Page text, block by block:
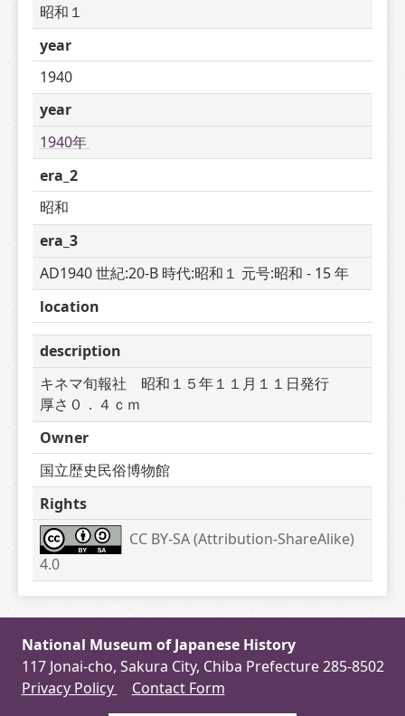
昭和１
year
1940
year
1940年
era_2
昭和
era_3
AD1940 世紀:20-B 時代:昭和１ 元号:昭和 - 15 年
location
description
キネマ旬報社　昭和１５年１１月１１日発行
厚さ０．４ｃｍ
Owner
国立歴史民俗博物館
Rights
CC BY-SA (Attribution-ShareAlike)
4.0
National Museum of Japanese History
117 Jonai-cho, Sakura City, Chiba Prefecture 285-8502
Privacy Policy
Contact Form